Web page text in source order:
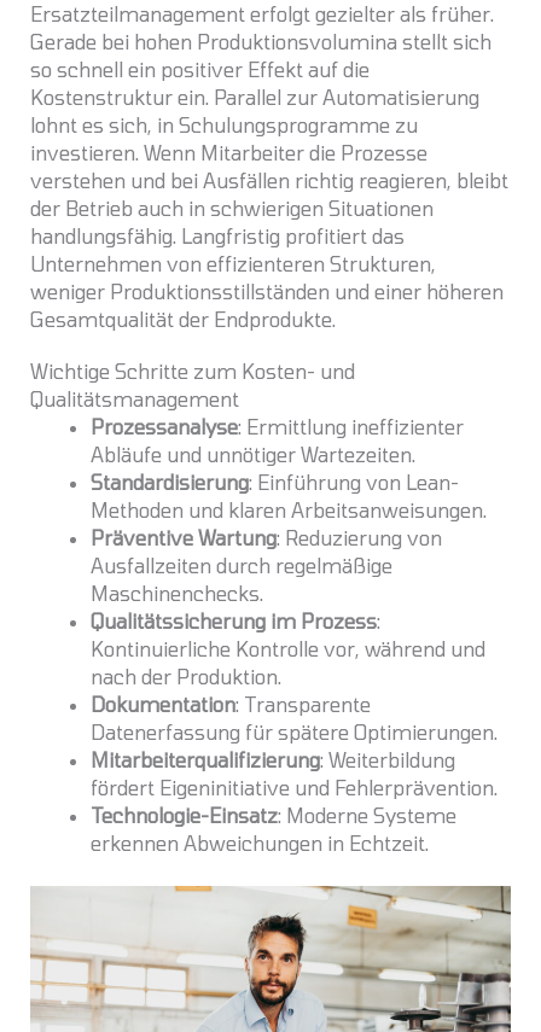
Ersatzteilmanagement erfolgt gezielter als früher.
Gerade bei hohen Produktionsvolumina stellt sich
so schnell ein positiver Effekt auf die
Kostenstruktur ein. Parallel zur Automatisierung
lohnt es sich, in Schulungsprogramme zu
investieren. Wenn Mitarbeiter die Prozesse
verstehen und bei Ausfällen richtig reagieren, bleibt
der Betrieb auch in schwierigen Situationen
handlungsfähig. Langfristig profitiert das
Unternehmen von effizienteren Strukturen,
weniger Produktionsstillständen und einer höheren
Gesamtqualität der Endprodukte.
Wichtige Schritte zum Kosten- und
Qualitätsmanagement
Prozessanalyse: Ermittlung ineffizienter
Abläufe und unnötiger Wartezeiten.
Standardisierung: Einführung von Lean-
Methoden und klaren Arbeitsanweisungen.
Präventive Wartung: Reduzierung von
Ausfallzeiten durch regelmäßige
Maschinenchecks.
Qualitätssicherung im Prozess:
Kontinuierliche Kontrolle vor, während und
nach der Produktion.
Dokumentation: Transparente
Datenerfassung für spätere Optimierungen.
Mitarbeiterqualifizierung: Weiterbildung
fördert Eigeninitiative und Fehlerprävention.
Technologie-Einsatz: Moderne Systeme
erkennen Abweichungen in Echtzeit.